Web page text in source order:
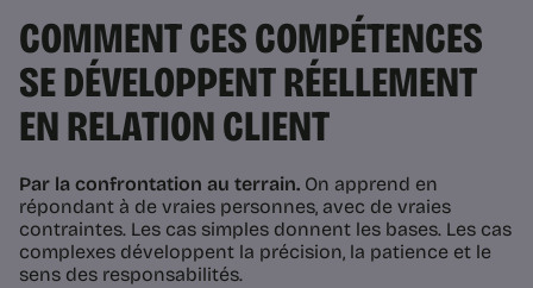
COMMENT CES COMPÉTENCES
SE DÉVELOPPENT RÉELLEMENT
EN RELATION CLIENT
Par la confrontation au terrain. On apprend en
répondant à de vraies personnes, avec de vraies
contraintes. Les cas simples donnent les bases. Les cas
complexes développent la précision, la patience et le
sens des responsabilités.